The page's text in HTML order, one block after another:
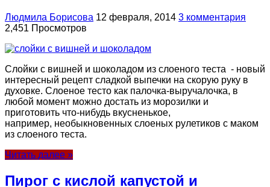
Людмила Борисова 12 февраля, 2014 3 комментария
2,451 Просмотров
Слойки с вишней и шоколадом из слоеного теста - новый
интересный рецепт сладкой выпечки на скорую руку в
духовке. Слоеное тесто как палочка-выручалочка, в
любой момент можно достать из морозилки и
приготовить что-нибудь вкусненькое,
например, необыкновенных слоеных рулетиков с маком
из слоеного теста.
Читать далее »
Пирог с кислой капустой и